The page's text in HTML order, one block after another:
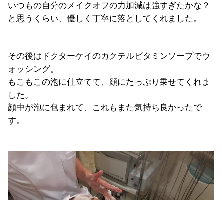
いつもの自分のメイクオフの力加減は強すぎたかな？
と思うくらい、優しく丁寧に落としてくれました。
その後はドクターケイのカクテルビタミンソープでウ
ォッシング。
もこもこの泡に仕立てて、顔にたっぷり乗せてくれま
した。
顔中が泡に包まれて、これもまた気持ち良かったで
す。